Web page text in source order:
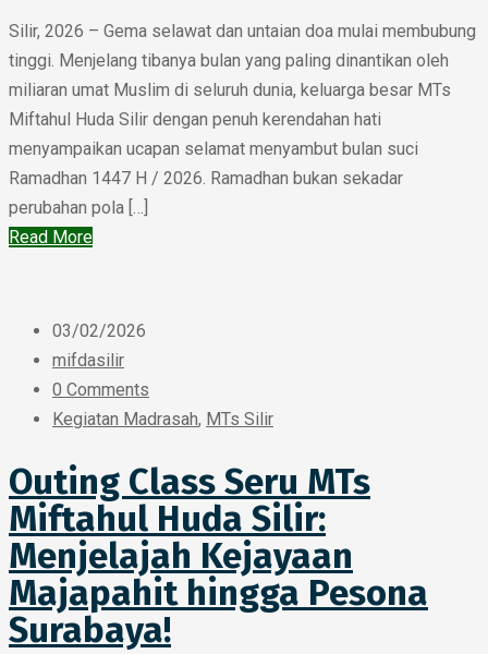
Silir, 2026 – Gema selawat dan untaian doa mulai membubung
tinggi. Menjelang tibanya bulan yang paling dinantikan oleh
miliaran umat Muslim di seluruh dunia, keluarga besar MTs
Miftahul Huda Silir dengan penuh kerendahan hati
menyampaikan ucapan selamat menyambut bulan suci
Ramadhan 1447 H / 2026. Ramadhan bukan sekadar
perubahan pola […]
Read More
03/02/2026
mifdasilir
0 Comments
Kegiatan Madrasah, MTs Silir
Outing Class Seru MTs
Miftahul Huda Silir:
Menjelajah Kejayaan
Majapahit hingga Pesona
Surabaya!